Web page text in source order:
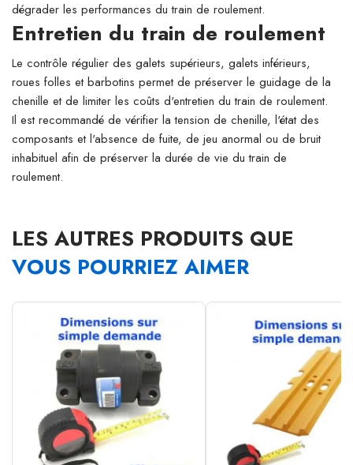
dégrader les performances du train de roulement.
Entretien du train de roulement
Le contrôle régulier des galets supérieurs, galets inférieurs,
roues folles et barbotins permet de préserver le guidage de la
chenille et de limiter les coûts d'entretien du train de roulement.
Il est recommandé de vérifier la tension de chenille, l'état des
composants et l'absence de fuite, de jeu anormal ou de bruit
inhabituel afin de préserver la durée de vie du train de
roulement.
LES AUTRES PRODUITS QUE
VOUS POURRIEZ AIMER